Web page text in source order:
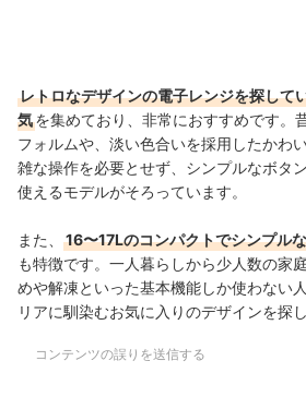
レトロなデザインの電子レンジを探して
気を集めており、非常におすすめです。
フォルムや、淡い色合いを採用したかわ
雑な操作を必要とせず、シンプルなボタ
使えるモデルがそろっています。
また、 16〜17Lのコンパクトでシンプル
も特徴です。一人暮らしから少人数の家
めや解凍といった基本機能しか使わない
リアに馴染むお気に入りのデザインを探
コンテンツの誤りを送信する